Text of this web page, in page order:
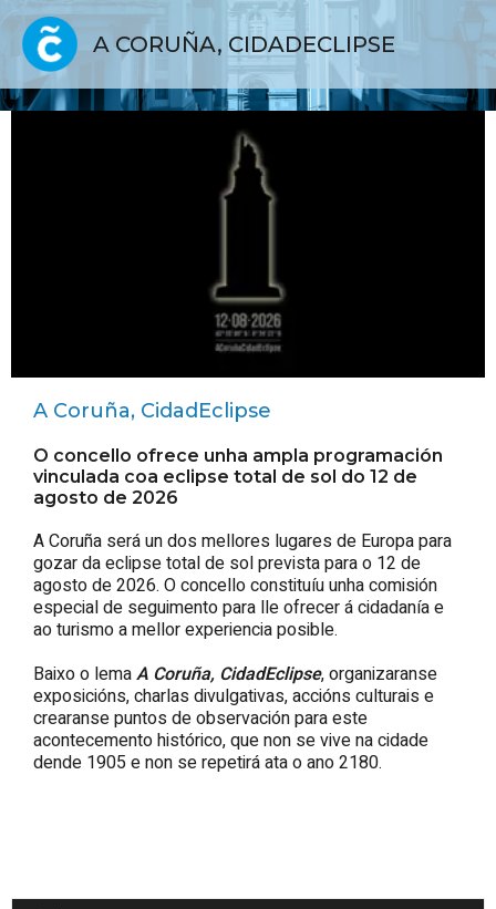
A CORUÑA, CIDADECLIPSE
A Coruña, CidadEclipse
O concello ofrece unha ampla programación
vinculada coa eclipse total de sol do 12 de
agosto de 2026
A Coruña será un dos mellores lugares de Europa para
gozar da eclipse total de sol prevista para o 12 de
agosto de 2026. O concello constituíu unha comisión
especial de seguimento para lle ofrecer á cidadanía e
ao turismo a mellor experiencia posible.
Baixo o lemaA Coruña, CidadEclipse, organizaranse
exposicións, charlas divulgativas, accións culturais e
crearanse puntos de observación para este
acontecemento histórico, que non se vive na cidade
dende 1905 e non se repetirá ata o ano 2180.